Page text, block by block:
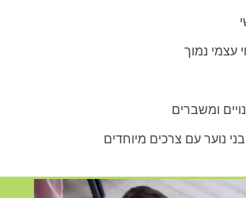
עצמי נמוך
ומשברים
נוער עם צרכים מיוחדים